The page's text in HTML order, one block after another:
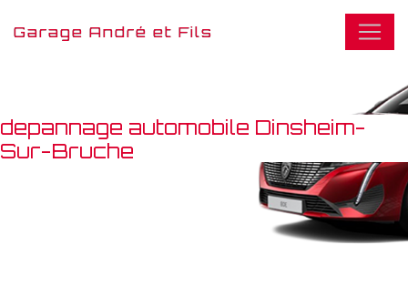
Garage André et Fils
depannage automobile Dinsheim-
Sur-Bruche